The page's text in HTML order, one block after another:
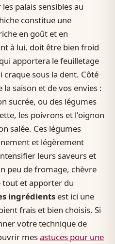
palais sensibles au
constitue une
en goût et en
à lui, doit être bien froid
apportera le feuilletage
sous la dent. Côté
saison et de vos envies :
sucrée, ou des légumes
les poivrons et l'oignon
salée. Ces légumes
et légèrement
leurs saveurs et
peu de fromage, chèvre
tout et apporter du
ingrédientsest ici une
frais et bien choisis. Si
votre technique de
mesastuces pour une